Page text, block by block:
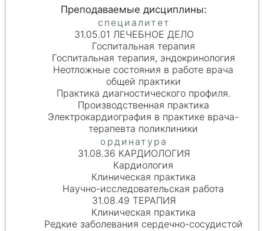
31.05.01 ЛЕЧЕБНОЕ ДЕЛО
Госпитальная терапия
Госпитальная терапия, эндокринология
Неотложные состояния в работе врача
общей практики
Практика диагностического профиля.
Производственная практика
Электрокардиография в практике врача-
терапевта поликлиники
31.08.36 КАРДИОЛОГИЯ
Кардиология
Клиническая практика
Научно-исследовательская работа
31.08.49 ТЕРАПИЯ
Клиническая практика
Редкие заболевания сердечно-сосудистой